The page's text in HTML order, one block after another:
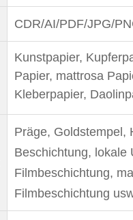
CDR/AI/PDF/JPG/
Kunstpapier,
Papier, mattrosa
Kleberpapier,
Präge, Goldstempel,
Beschichtung, lokale
Filmbeschichtung,
Filmbeschichtung